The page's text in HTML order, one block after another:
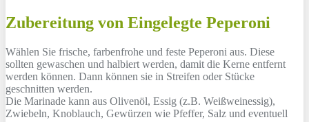
Zubereitung von Eingelegte Peperoni
Wählen Sie frische, farbenfrohe und feste Peperoni aus. Diese
sollten gewaschen und halbiert werden, damit die Kerne entfernt
werden können. Dann können sie in Streifen oder Stücke
geschnitten werden.
Die Marinade kann aus Olivenöl, Essig (z.B. Weißweinessig),
Zwiebeln, Knoblauch, Gewürzen wie Pfeffer, Salz und eventuell